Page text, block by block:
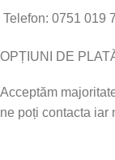
Telefon: 0751 019
OPȚIUNI DE
Acceptăm
ne poți contacta iar